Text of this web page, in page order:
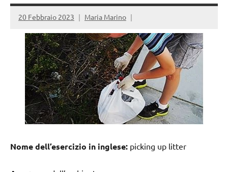
20 Febbraio 2023 Maria Marino
Nome dell’esercizio in inglese: picking up litter